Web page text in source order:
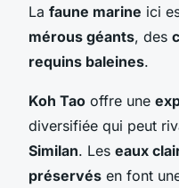
La faune marine ici
mérous géants, des
requins baleines.
Koh Tao offre une
diversifiée qui peut
Similan. Les eaux
préservés en font